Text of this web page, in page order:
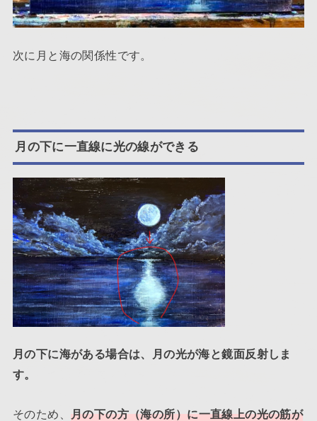
次に月と海の関係性です。
月の下に一直線に光の線ができる
月の下に海がある場合は、月の光が海と鏡面反射しま
す。
そのため、
月の下の方（海の所）に一直線上の光の筋が